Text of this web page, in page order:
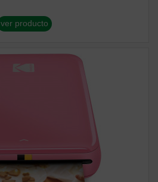
ver producto